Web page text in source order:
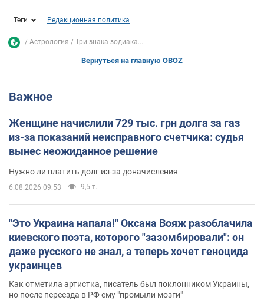
Теги Редакционная политика
Астрология Три знака зодиака...
Вернуться на главную OBOZ
Важное
Женщине начислили 729 тыс. грн долга за газ
из-за показаний неисправного счетчика: судья
вынес неожиданное решение
Нужно ли платить долг из-за доначисления
6.08.2026 09:53 9,5 т.
"Это Украина напала!" Оксана Вояж разоблачила
киевского поэта, которого "зазомбировали": он
даже русского не знал, а теперь хочет геноцида
украинцев
Как отметила артистка, писатель был поклонником Украины,
но после переезда в РФ ему "промыли мозги"